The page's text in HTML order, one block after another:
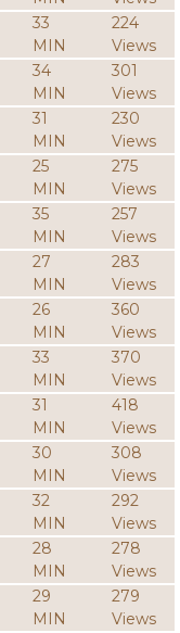
33
MIN
224
Views
34
MIN
301
Views
31
MIN
230
Views
25
MIN
275
Views
35
MIN
257
Views
27
MIN
283
Views
26
MIN
360
Views
33
MIN
370
Views
31
MIN
418
Views
30
MIN
308
Views
32
MIN
292
Views
28
MIN
278
Views
29
MIN
279
Views